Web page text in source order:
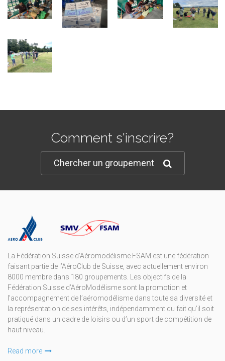
Comment s'inscrire?
Chercher un groupement
La Fédération Suisse d’Aéromodélisme FSAM est une fédération
faisant partie de l’AéroClub de Suisse, avec actuellement environ
8000 membre dans 180 groupements. Les objectifs de la
Fédération Suisse d’AéroModélisme sont la promotion et
l’accompagnement de l’aéromodélisme dans toute sa diversité et
la représentation de ses intérêts, indépendamment du fait qu’il soit
pratiqué dans un cadre de loisirs ou d’un sport de compétition de
haut niveau.
Read more